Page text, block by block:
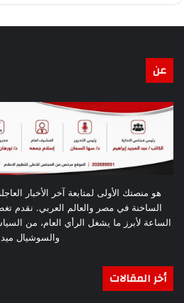
عن
هو منصتك الأولى لمتابعة آخر الأخبار
الساخنة في مصر والعالم العربي. نقدم
الساعة لأبرز ما يشغل الرأي العام، من
والسوشيال
أخر المقالات